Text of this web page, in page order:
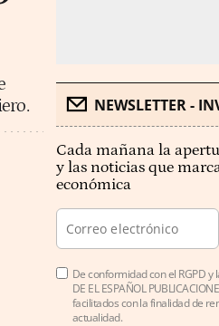
NEWSLETTER -
Cada mañana la
y las noticias que
económica
De conformidad con el RGPD y
DE EL ESPAÑOL
facilitados con la finalidad de
actualidad.